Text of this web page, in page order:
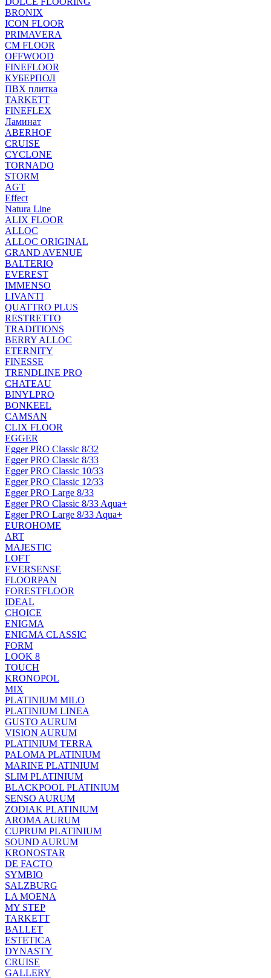
BRONIX
ICON FLOOR
PRIMAVERA
CM FLOOR
OFFWOOD
FINEFLOOR
КУБЕРПОЛ
ПВХ плитка
TARKETT
FINEFLEX
Ламинат
ABERHOF
CRUISE
CYCLONE
TORNADO
STORM
AGT
Effect
Natura Line
ALIX FLOOR
ALLOC
ALLOC ORIGINAL
GRAND AVENUE
BALTERIO
EVEREST
IMMENSO
LIVANTI
QUATTRO PLUS
RESTRETTO
TRADITIONS
BERRY ALLOC
ETERNITY
FINESSE
TRENDLINE PRO
CHATEAU
BINYLPRO
BONKEEL
CAMSAN
CLIX FLOOR
EGGER
Egger PRO Classic 8/32
Egger PRO Classic 8/33
Egger PRO Classic 10/33
Egger PRO Classic 12/33
Egger PRO Large 8/33
Egger PRO Classic 8/33 Aqua+
Egger PRO Large 8/33 Aqua+
EUROHOME
ART
MAJESTIC
LOFT
EVERSENSE
FLOORPAN
FORESTFLOOR
IDEAL
CHOICE
ENIGMA
ENIGMA CLASSIC
FORM
LOOK 8
TOUCH
KRONOPOL
MIX
PLATINIUM MILO
PLATINIUM LINEA
GUSTO AURUM
VISION AURUM
PLATINIUM TERRA
PALOMA PLATINIUM
MARINE PLATINIUM
SLIM PLATINIUM
BLACKPOOL PLATINIUM
SENSO AURUM
ZODIAK PLATINIUM
AROMA AURUM
CUPRUM PLATINIUM
SOUND AURUM
KRONOSTAR
DE FACTO
SYMBIO
SALZBURG
LA MOENA
MY STEP
TARKETT
BALLET
ESTETICA
DYNASTY
CRUISE
GALLERY